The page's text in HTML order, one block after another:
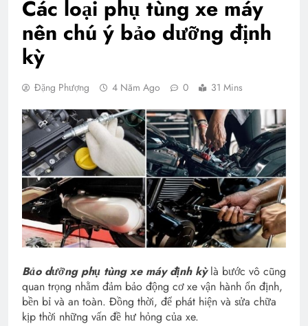
Các loại phụ tùng xe máy
nên chú ý bảo dưỡng định
kỳ
Đặng Phượng 4 Năm Ago 0 31 Mins
Bảo dưỡng phụ tùng xe máy định kỳlà bước vô cũng
quan trọng nhằm đảm bảo động cơ xe vận hành ổn định,
bền bỉ và an toàn. Đồng thời, để phát hiện và sửa chữa
kịp thời những vấn đề hư hỏng của xe.